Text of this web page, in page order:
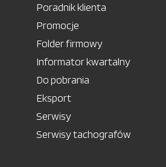
Poradnik klienta
Promocje
Folder firmowy
Informator kwartalny
Do pobrania
Eksport
Serwisy
Serwisy tachografów